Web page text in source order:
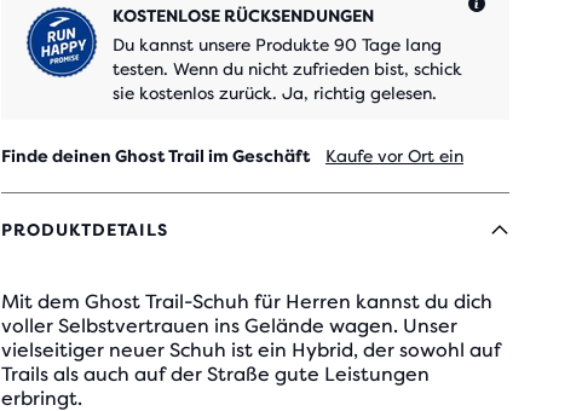
KOSTENLOSE RÜCKSENDUNGEN
Du kannst unsere Produkte 90 Tage lang
testen. Wenn du nicht zufrieden bist, schick
sie kostenlos zurück. Ja, richtig gelesen.
Finde deinen Ghost Trail im Geschäft Kaufe vor Ort ein
PRODUKTDETAILS
Mit dem Ghost Trail-Schuh für Herren kannst du dich
voller Selbstvertrauen ins Gelände wagen. Unser
vielseitiger neuer Schuh ist ein Hybrid, der sowohl auf
Trails als auch auf der Straße gute Leistungen
erbringt.